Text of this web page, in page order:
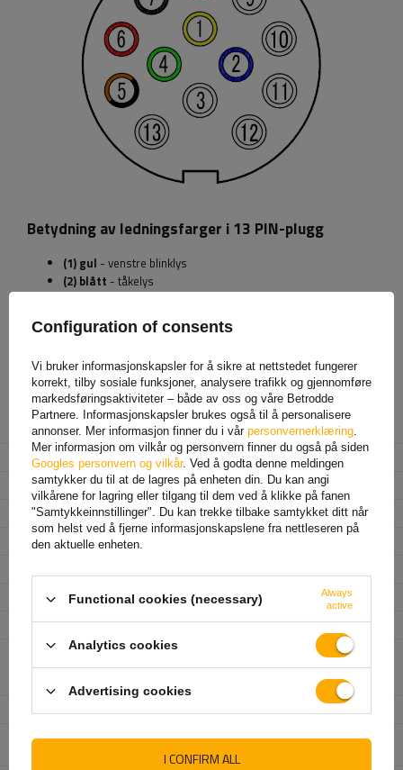
Betydning av ledningsfarger i 13 PIN-plugg
(1) gul - venstre blinklys
(2) blått - tåkelys
(4) grønn - høyre blinklys
(5) brunt eller svarthøyre posisjonslys
(7) svart- venstre posisjonslys
(8) grå - ryggelys
Produsent
UNITRAILER
Produktkode
UT004138
Modell
Multipoint II
Plugg
13 pol
Kabellengde
Spenning
12 V
Monteringsside
venstre+høyre
Lampefunksjoner
Posisjonslys Retningsindikator
Baklys,Tåkelys,Nummerskiltbelysning,
Sammensetning av sett
baklys
Enhet som er ansvarlig for UNITRAILER Sp. z o.o Mer
Configuration of consents
Vi bruker informasjonskapsler for å sikre at nettstedet fungerer
korrekt, tilby sosiale funksjoner, analysere trafikk og gjennomføre
markedsføringsaktiviteter – både av oss og våre Betrodde
Partnere. Informasjonskapsler brukes også til å personalisere
annonser. Mer informasjon finner du i vår personvernerklæring
Mer informasjon om vilkår og personvern finner du også på siden
Googles personvern og vilkår. Ved å godta denne meldingen
samtykker du til at de lagres på enheten din. Du kan angi
vilkårene for lagring eller tilgang til dem ved å klikke på fanen
"Samtykkeinnstillinger". Du kan trekke tilbake samtykket ditt når
som helst ved å fjerne informasjonskapslene fra nettleseren på
den aktuelle enheten.
Functional cookies (necessary)
Always
active
Analytics cookies
Advertising cookies
I CONFIRM ALL